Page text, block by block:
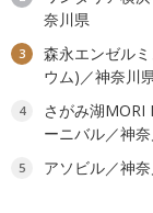
奈川県
3
森永エンゼル
ウム)／神奈川
4
さがみ湖MORI
ーニバル／神
5
アソビル／神